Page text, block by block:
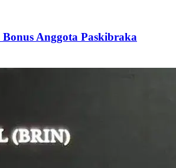
Anggota Paskibraka